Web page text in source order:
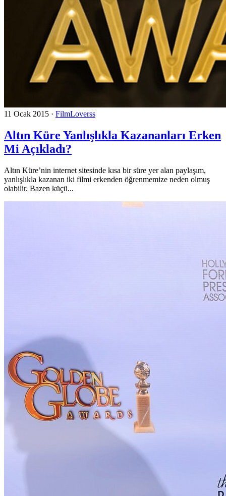
11 Ocak 2015 · FilmLoverss
Altın Küre Yanlışlıkla Kazananları Erken
Mi Açıkladı?
Altın Küre’nin internet sitesinde kısa bir süre yer alan paylaşım,
yanlışlıkla kazanan iki filmi erkenden öğrenmemize neden olmuş
olabilir. Bazen küçü...